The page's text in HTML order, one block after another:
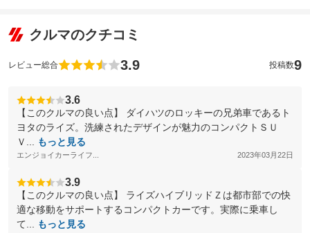
クルマのクチコミ
レビュー総合 3.9 投稿数9
3.6
【このクルマの良い点】 ダイハツのロッキーの兄弟車であるト
ヨタのライズ。洗練されたデザインが魅力のコンパクトＳＵ
Ｖ...
もっと見る
エンジョイカーライフ... 2023年03月22日
3.9
【このクルマの良い点】 ライズハイブリッドＺは都市部での快
適な移動をサポートするコンパクトカーです。実際に乗車し
て...
もっと見る